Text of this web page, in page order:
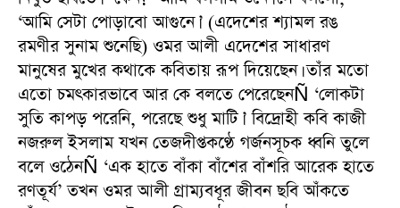
‘আমি সেটা পোড়াবো আগুনে।’ (এদেশের শ্যামল রঙ
রমণীর সুনাম শুনেছি) ওমর আলী এদেশের সাধারণ
মানুষের মুখের কথাকে কবিতায় রূপ দিয়েছেন। তাঁর মতো
এতো চমৎকারভাবে আর কে বলতে পেরেছেনÑ ‘লোকটা
সুতি কাপড় পরেনি, পরেছে শুধু মাটি।’ বিদ্রোহী কবি কাজী
নজরুল ইসলাম যখন তেজদীপ্তকণ্ঠে গর্জনসূচক ধ্বনি তুলে
বলে ওঠেনÑ ‘এক হাতে বাঁকা বাঁশের বাঁশরি আরেক হাতে
রণতূর্য’ তখন ওমর আলী গ্রাম্যবধূর জীবন ছবি আঁকতে